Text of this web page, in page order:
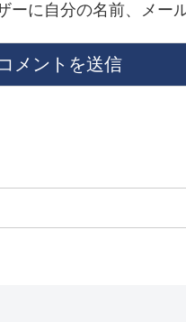
に自分の名前、メー